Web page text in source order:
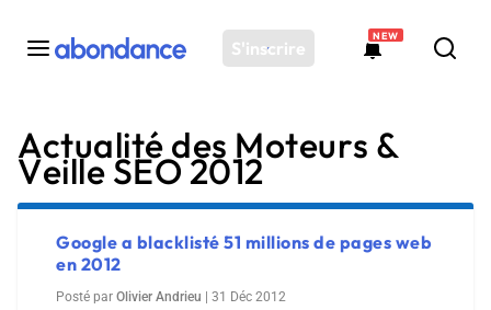
S'inscrire
NEW
Toutes les actus
Actus SEO
Plateforme
Outils
Solutions
Actualité des Moteurs &
Veille SEO 2012
Google a blacklisté 51 millions de pages web
en 2012
Posté par Olivier Andrieu 31 Déc 2012